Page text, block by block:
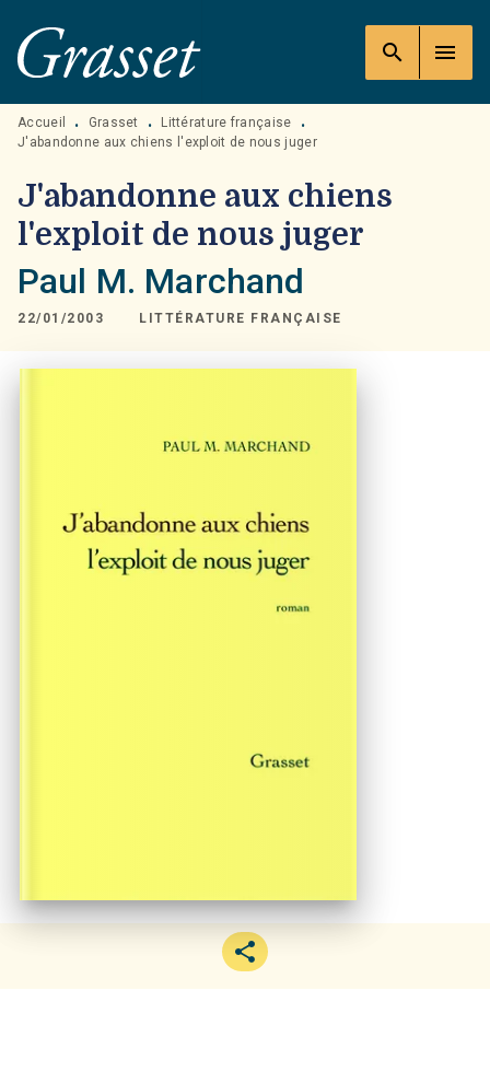
MENU RECHERCHE
PIED DE PAGE
search menu
Accueil • Grasset • Littérature française
•
J'abandonne aux chiens l'exploit de nous juger
J'abandonne aux chiens
l'exploit de nous juger
Paul M. Marchand
22/01/2003 LITTÉRATURE FRANÇAISE